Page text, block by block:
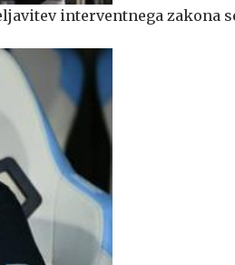
interventnega zakona